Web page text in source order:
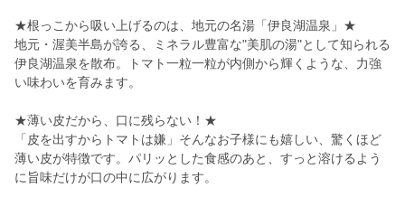
★根っこから吸い上げるのは、地元の名湯「伊良湖温泉」★
地元・渥美半島が誇る、ミネラル豊富な"美肌の湯"として知られる
伊良湖温泉を散布。トマト一粒一粒が内側から輝くような、力強
い味わいを育みます。
★薄い皮だから、口に残らない！★
「皮を出すからトマトは嫌」そんなお子様にも嬉しい、驚くほど
薄い皮が特徴です。パリッとした食感のあと、すっと溶けるよう
に旨味だけが口の中に広がります。